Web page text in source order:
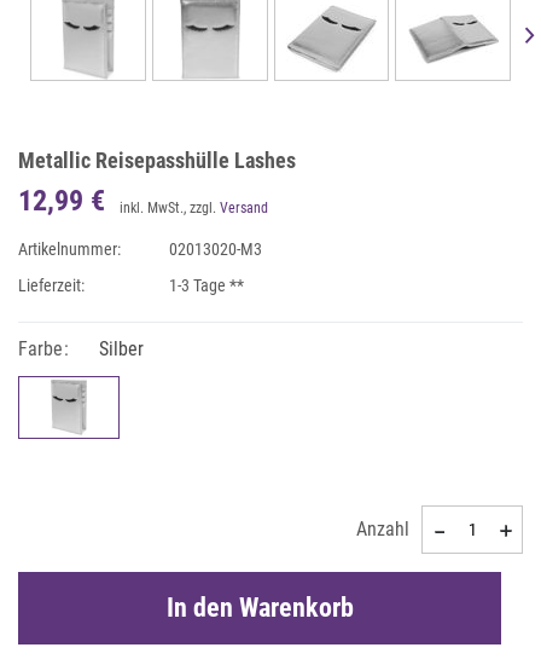
Metallic Reisepasshülle Lashes
12,99 € inkl. MwSt., zzgl. Versand
Artikelnummer:
02013020-M3
Lieferzeit:
1-3 Tage **
Farbe: Silber
Anzahl
In den Warenkorb